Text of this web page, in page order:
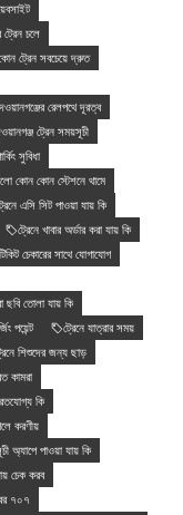
চলে
ট্রেন সবচেয়ে দ্রুত
রেলপথে দূরত্ব
ট্রেন সময়সূচী
সুবিধা
কোন কোন স্টেশনে থামে
এসি সিট পাওয়া যায় কি
ট্রেনে খাবার অর্ডার করা যায় কি
চেকারের সাথে যোগাযোগ
ছবি তোলা যায় কি
পয়েন্ট
ট্রেনে যাত্রার সময়
শিশুদের জন্য ছাড়
কামরা
কি
করণীয়
অ্যাপে পাওয়া যায় কি
চেক করব
৭০৭